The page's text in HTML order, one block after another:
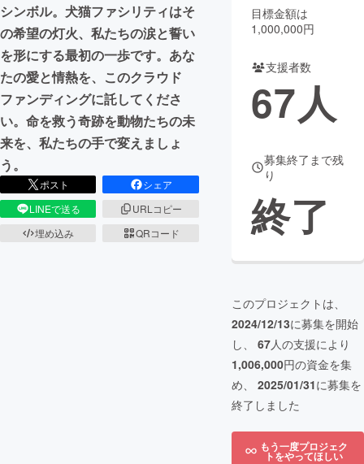
CAMPFIREふるさと納税machi-ya コミュニティ
シンボル。犬猫ファシリティはそ
の希望の灯火、私たちの涙と誓い
を形にする最初の一歩です。あな
たの愛と情熱を、このクラウド
ファンディングに託してくださ
い。命を救う奇跡を動物たちの未
来を、私たちの手で変えましょ
う。
ポスト
シェア
LINEで送る
URLコピー
埋め込み
QRコード
目標金額は
1,000,000円
支援者数
67人
募集終了まで残
り
終了
このプロジェクトは、
2024/12/13に募集を開始
し、 67人の支援により
1,006,000円の資金を集
め、 2025/01/31に募集を
終了しました
もう一度プロジェク
トをやってほしい